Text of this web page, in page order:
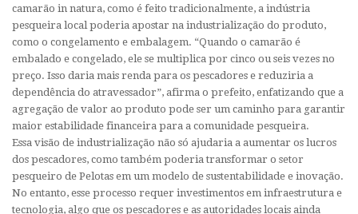
camarão in natura, como é feito tradicionalmente, a indústria
pesqueira local poderia apostar na industrialização do produto,
como o congelamento e embalagem. “Quando o camarão é
embalado e congelado, ele se multiplica por cinco ou seis vezes no
preço. Isso daria mais renda para os pescadores e reduziria a
dependência do atravessador”, afirma o prefeito, enfatizando que a
agregação de valor ao produto pode ser um caminho para garantir
maior estabilidade financeira para a comunidade pesqueira.
Essa visão de industrialização não só ajudaria a aumentar os lucros
dos pescadores, como também poderia transformar o setor
pesqueiro de Pelotas em um modelo de sustentabilidade e inovação.
No entanto, esse processo requer investimentos em infraestrutura e
tecnologia, algo que os pescadores e as autoridades locais ainda